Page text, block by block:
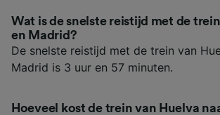
Wat is de snelste reistijd met de
en Madrid?
De snelste reistijd met de trein van
Madrid is 3 uur en 57 minuten.
Hoeveel kost de trein van Huelva